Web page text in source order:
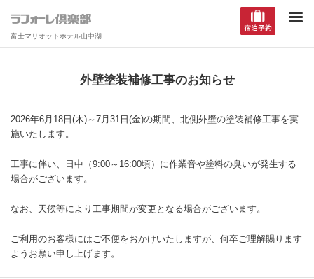
富士マリオットホテル山中湖
外壁塗装補修工事のお知らせ
2026年6月18日(木)～7月31日(金)の期間、北側外壁の塗装補修工事を実
施いたします。
工事に伴い、日中（9:00～16:00頃）に作業音や塗料の臭いが発生する
場合がございます。
なお、天候等により工事期間が変更となる場合がございます。
ご利用のお客様にはご不便をおかけいたしますが、何卒ご理解賜ります
ようお願い申し上げます。